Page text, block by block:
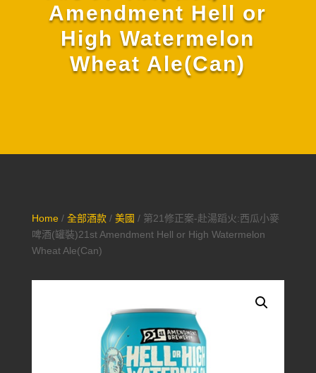
Amendment Hell or
High Watermelon
Wheat Ale(Can)
Home/ 全部酒款/ 美國 / 第21修正案-赴湯蹈火:西瓜小麥
啤酒(罐裝)21st Amendment Hell or High Watermelon
Wheat Ale(Can)